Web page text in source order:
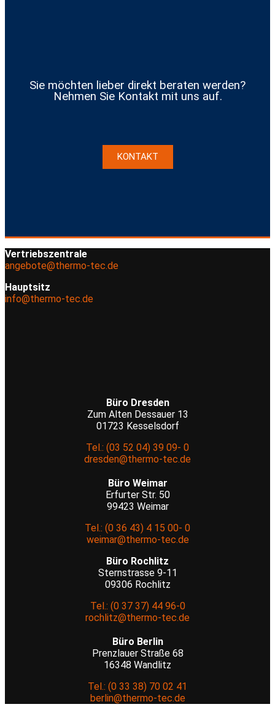
Sie möchten lieber direkt beraten werden?
Nehmen Sie Kontakt mit uns auf.
KONTAKT
Vertriebszentrale
angebote@thermo-tec.de
Hauptsitz
info@thermo-tec.de
Büro Dresden
Zum Alten Dessauer 13
01723 Kesselsdorf
Tel.: (03 52 04) 39 09- 0
dresden@thermo-tec.de
Büro Weimar
Erfurter Str. 50
99423 Weimar
Tel.: (0 36 43) 4 15 00- 0
weimar@thermo-tec.de
Büro Rochlitz
Sternstrasse 9-11
09306 Rochlitz
Tel.: (0 37 37) 44 96-0
rochlitz@thermo-tec.de
Büro Berlin
Prenzlauer Straße 68
16348 Wandlitz
Tel.: (0 33 38) 70 02 41
berlin@thermo-tec.de